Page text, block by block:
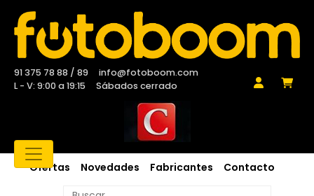
91 375 78 88 / 89
info@fotoboom.com
L - V: 9:00 a 19:15
Sábados cerrado
Ofertas Novedades Fabricantes Contacto